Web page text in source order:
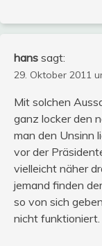
hans sagt:
29. Oktober 2011
Mit solchen
ganz locker den
man den Unsinn
vor der
vielleicht näher
jemand finden
so von sich
nicht funktioniert.